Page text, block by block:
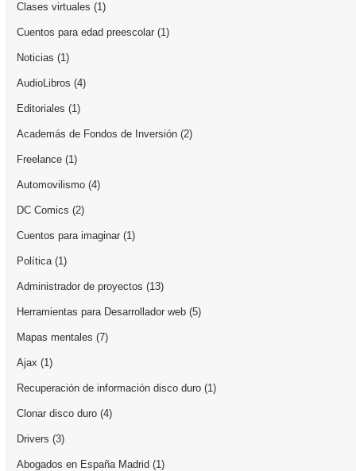
Clases virtuales (1)
Cuentos para edad preescolar (1)
Noticias (1)
AudioLibros (4)
Editoriales (1)
Academás de Fondos de Inversión (2)
Freelance (1)
Automovilismo (4)
DC Comics (2)
Cuentos para imaginar (1)
Política(1)
Administrador de proyectos (13)
Herramientas para Desarrollador web (5)
Mapas mentales (7)
Ajax (1)
Recuperación de información disco duro (1)
Clonar disco duro (4)
Drivers (3)
Abogados en España Madrid (1)